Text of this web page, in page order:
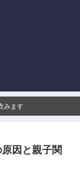
みます
因と親子関